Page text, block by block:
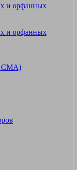
и орфанных
и орфанных
СМА)